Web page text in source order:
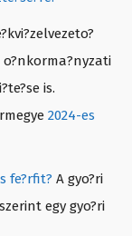
is.
2024-es
fe?rfit? A gyo?ri
egy gyo?ri